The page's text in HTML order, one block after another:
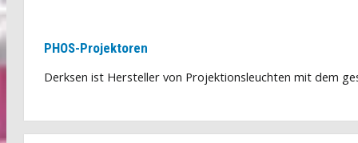
PHOS-Projektoren
Derksen ist Hersteller von Projektionsleuchten mit dem